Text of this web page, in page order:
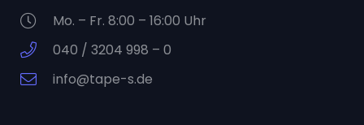
Mo. – Fr. 8:00 – 16:00 Uhr
040 / 3204 998 – 0
info@tape-s.de